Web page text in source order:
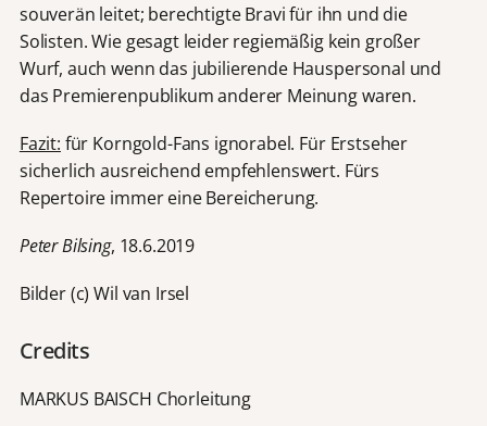
souverän leitet; berechtigte Bravi für ihn und die
Solisten. Wie gesagt leider regiemäßig kein großer
Wurf, auch wenn das jubilierende Hauspersonal und
das Premierenpublikum anderer Meinung waren.
Fazit: für Korngold-Fans ignorabel. Für Erstseher
sicherlich ausreichend empfehlenswert. Fürs
Repertoire immer eine Bereicherung.
Peter Bilsing, 18.6.2019
Bilder (c) Wil van Irsel
Credits
MARKUS BAISCH Chorleitung